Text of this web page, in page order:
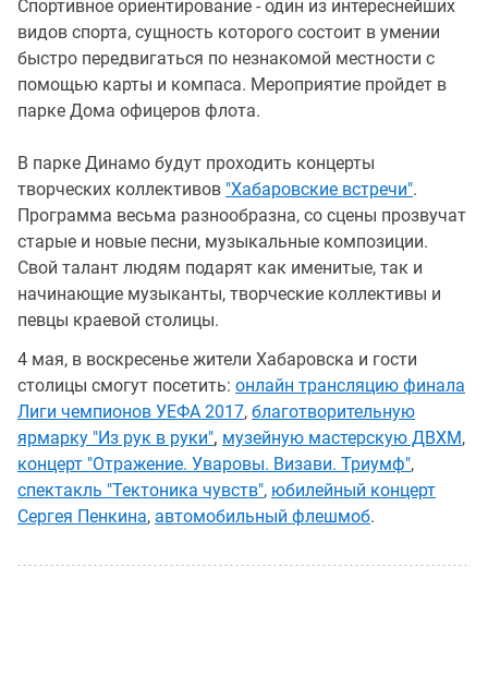
Спортивное ориентирование - один из интереснейших
видов спорта, сущность которого состоит в умении
быстро передвигаться по незнакомой местности с
помощью карты и компаса. Мероприятие пройдет в
парке Дома офицеров флота.
В парке Динамо будут проходить концерты
творческих коллективов "Хабаровские встречи".
Программа весьма разнообразна, со сцены прозвучат
старые и новые песни, музыкальные композиции.
Свой талант людям подарят как именитые, так и
начинающие музыканты, творческие коллективы и
певцы краевой столицы.
4 мая, в воскресенье жители Хабаровска и гости
столицы смогут посетить: онлайн трансляцию финала
Лиги чемпионов УЕФА 2017, благотворительную
ярмарку "Из рук в руки", музейную мастерскую ДВХМ,
концерт "Отражение. Уваровы. Визави. Триумф",
спектакль "Тектоника чувств", юбилейный концерт
Сергея Пенкина, автомобильный флешмоб.